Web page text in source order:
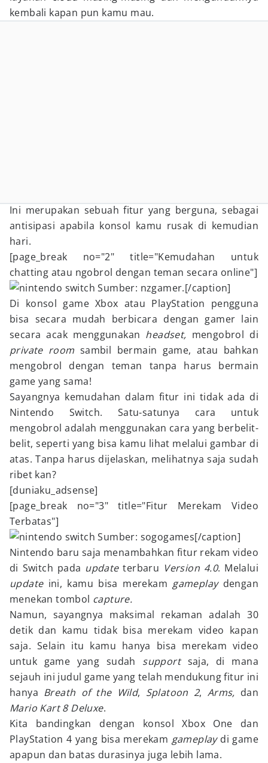
kembali kapan pun kamu mau.
Ini merupakan sebuah fitur yang berguna, sebagai
antisipasi apabila konsol kamu rusak di kemudian
hari.
[page_break no="2" title="Kemudahan untuk
chatting atau ngobrol dengan teman secara online"]
Sumber: nzgamer.[/caption]
Di konsol game Xbox atau PlayStation pengguna
bisa secara mudah berbicara dengan gamer lain
secara acak menggunakan headset, mengobrol di
private room sambil bermain game, atau bahkan
mengobrol dengan teman tanpa harus bermain
game yang sama!
Sayangnya kemudahan dalam fitur ini tidak ada di
Nintendo Switch. Satu-satunya cara untuk
mengobrol adalah menggunakan cara yang berbelit-
belit, seperti yang bisa kamu lihat melalui gambar di
atas. Tanpa harus dijelaskan, melihatnya saja sudah
ribet kan?
[duniaku_adsense]
[page_break no="3" title="Fitur Merekam Video
Terbatas"]
Sumber: sogogames[/caption]
Nintendo baru saja menambahkan fitur rekam video
di Switch pada updateterbaru Version 4.0. Melalui
updateini, kamu bisa merekam gameplaydengan
menekan tombol capture.
Namun, sayangnya maksimal rekaman adalah 30
detik dan kamu tidak bisa merekam video kapan
saja. Selain itu kamu hanya bisa merekam video
untuk game yang sudah supportsaja, di mana
sejauh ini judul game yang telah mendukung fitur ini
hanya Breath of the Wild, Splatoon 2, Arms, dan
Mario Kart 8 Deluxe.
Kita bandingkan dengan konsol Xbox One dan
PlayStation 4 yang bisa merekam gameplaydi game
apapun dan batas durasinya juga lebih lama.